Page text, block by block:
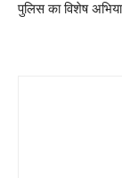
पुलिस का विशेष